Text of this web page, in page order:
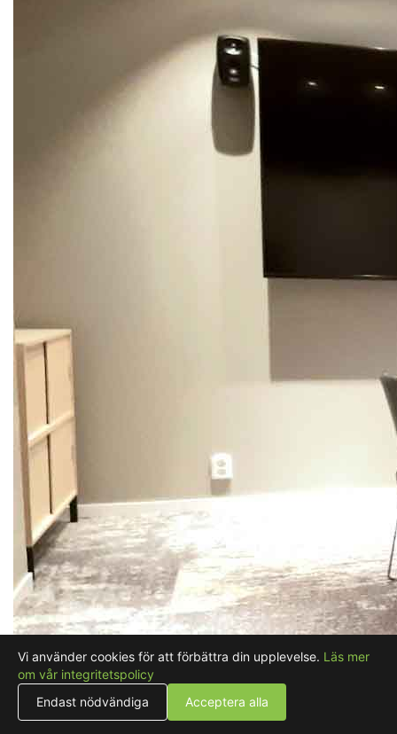
Vi använder cookies för att förbättra din upplevelse. Läs mer
om vår integritetspolicy
Endast nödvändiga
Acceptera alla